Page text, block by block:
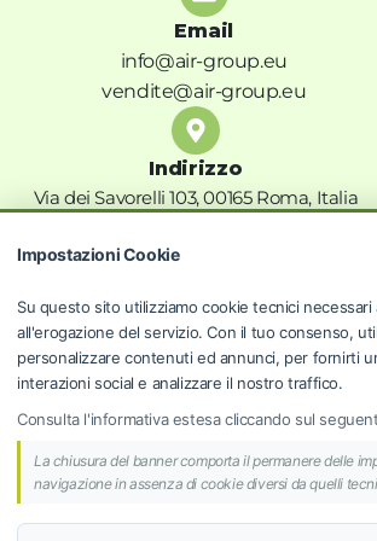
Email
info@air-group.eu
vendite@air-group.eu
Indirizzo
Via dei Savorelli 103, 00165 Roma, Italia
Privacy Policy
Privacy Policy
Cookie Policy
Risoluzioni controversie
Programma fedeltà
AIR GROUP S.R.L.
Impostazioni Cookie
Su questo sito utilizziamo cookie tecnici
all'erogazione del servizio. Con il tuo consenso,
personalizzare contenuti ed annunci, per fornirti
interazioni social e analizzare il nostro traffico.
Consulta l'informativa estesa cliccando sul
La chiusura del banner comporta il permanere delle
navigazione in assenza di cookie diversi da quelli